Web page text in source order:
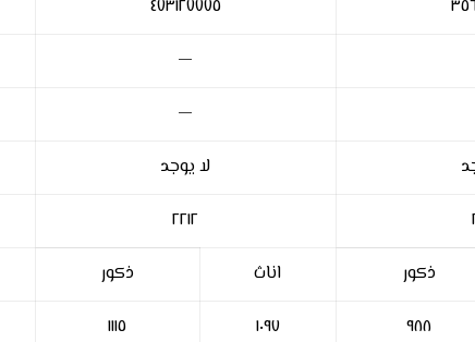
٤٧٣١٢٧٧٧٥
—
—
لا يوجد
٢٢١٢
ذكور اناث ذكور
٩٨٨ ١٠٩٧ ١١١٥